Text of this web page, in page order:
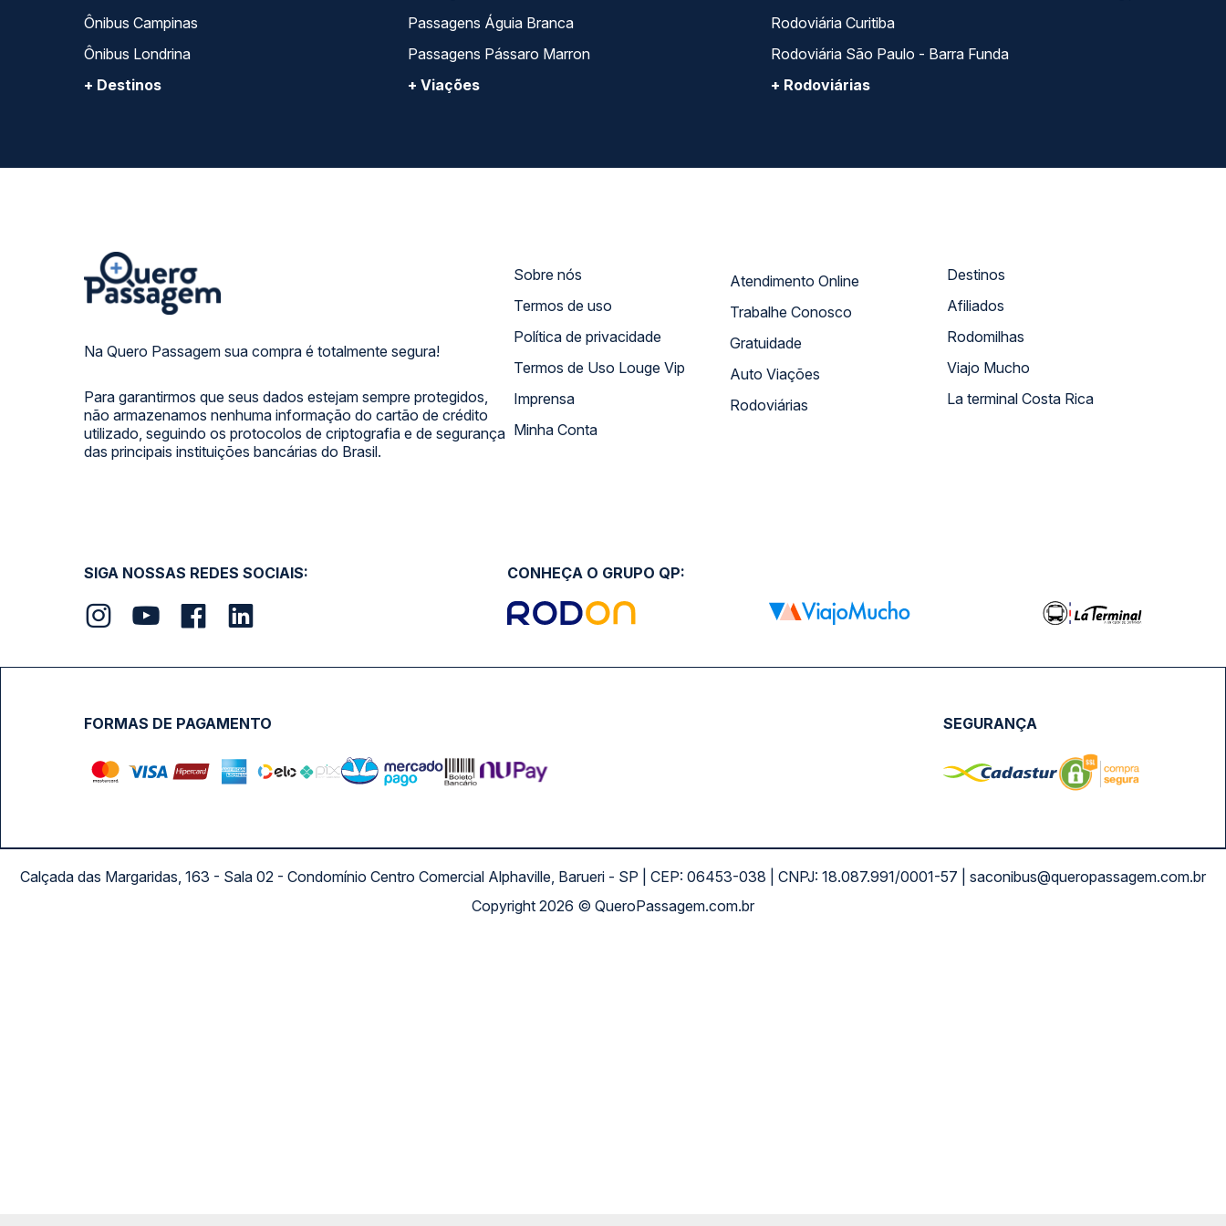
Ônibus Campinas
Ônibus Londrina
+ Destinos
Passagens Águia Branca
Passagens Pássaro Marron
+ Viações
Rodoviária Curitiba
Rodoviária São Paulo - Barra Funda
+ Rodoviárias
Na Quero Passagem sua compra é totalmente segura!
Para garantirmos que seus dados estejam sempre protegidos,
não armazenamos nenhuma informação do cartão de crédito
utilizado, seguindo os protocolos de criptografia e de segurança
das principais instituições bancárias do Brasil.
Sobre nós
Termos de uso
Política de privacidade
Termos de Uso Louge Vip
Imprensa
Minha Conta
Atendimento Online
Trabalhe Conosco
Gratuidade
Auto Viações
Rodoviárias
Destinos
Afiliados
Rodomilhas
Viajo Mucho
La terminal Costa Rica
SIGA NOSSAS REDES SOCIAIS: CONHEÇA O GRUPO QP:
FORMAS DE PAGAMENTO SEGURANÇA
Calçada das Margaridas, 163 - Sala 02 - Condomínio Centro Comercial Alphaville, Barueri - SP | CEP: 06453-038 | CNPJ: 18.087.991/0001-57 | saconibus@queropassagem.com.br
Copyright 2026 © QueroPassagem.com.br